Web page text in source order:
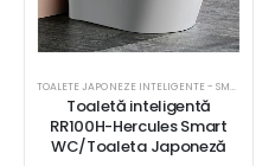
TOALETE JAPONEZE INTELIGENTE - SMART WC
Toaletă inteligentă
RR100H-Hercules Smart
WC/Toaleta Japoneză